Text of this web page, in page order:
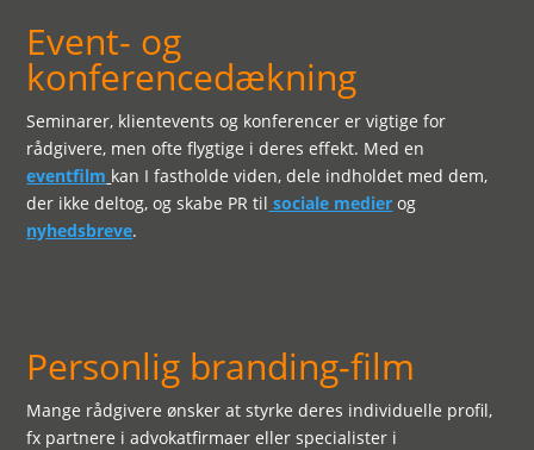
Event- og
konferencedækning
Seminarer, klientevents og konferencer er vigtige for
rådgivere, men ofte flygtige i deres effekt. Med en
eventfilm kan I fastholde viden, dele indholdet med dem,
der ikke deltog, og skabe PR til sociale medier og
nyhedsbreve.
Personlig branding-film
Mange rådgivere ønsker at styrke deres individuelle profil,
fx partnere i advokatfirmaer eller specialister i